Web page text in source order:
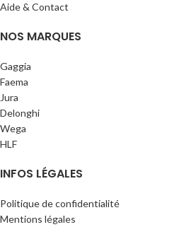
Aide & Contact
NOS MARQUES
Gaggia
Faema
Jura
Delonghi
Wega
HLF
INFOS LÉGALES
Politique de confidentialité
Mentions légales